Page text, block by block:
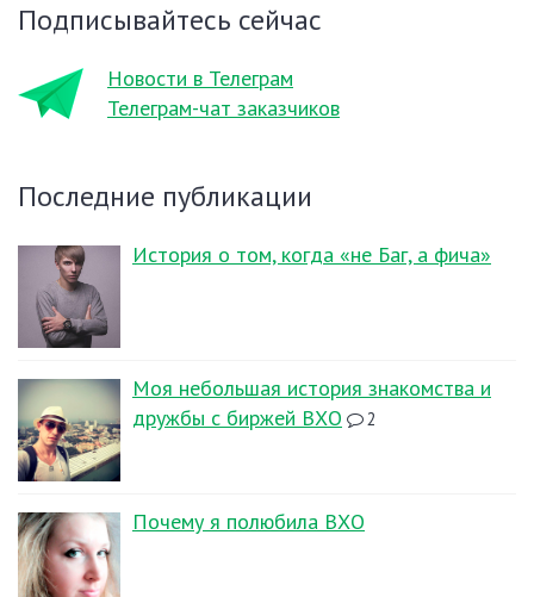
Подписывайтесь сейчас
Новости в Телеграм
Телеграм-чат заказчиков
Последние публикации
История о том, когда «не Баг, а фича»
Моя небольшая история знакомства и
дружбы с биржей ВХО
2
Почему я полюбила ВХО